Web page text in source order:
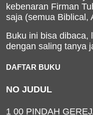
kebenaran Firman
saja (semua Biblical,
Buku ini bisa dibaca,
dengan saling tanya
DAFTAR BUKU
NO JUDUL
1 00 PINDAH